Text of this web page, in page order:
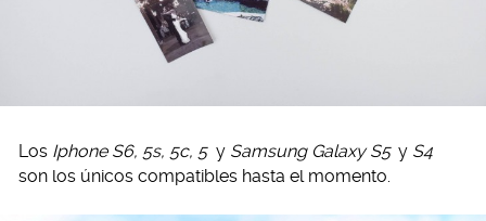
Los Iphone S6, 5s, 5c, 5 ySamsung Galaxy S5 y S4
son los únicos compatibles hasta el momento.